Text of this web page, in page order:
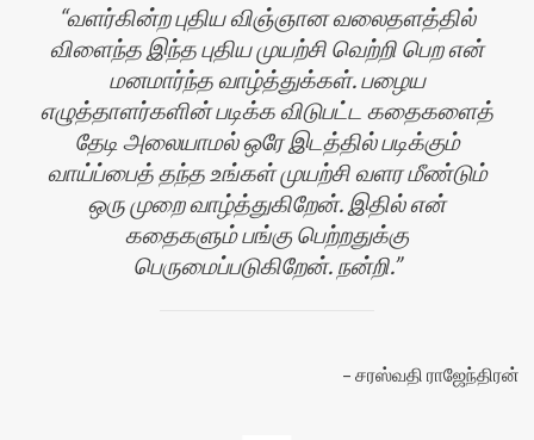
வளர்கின்ற புதிய விஞ்ஞான வலைதளத்தில்
விளைந்த இந்த புதிய முயற்சி வெற்றி பெற என்
மனமார்ந்த வாழ்த்துக்கள். பழைய
எழுத்தாளர்களின் படிக்க விடுபட்ட கதைகளைத்
தேடி அலையாமல் ஒரே இடத்தில் படிக்கும்
வாய்ப்பைத் தந்த உங்கள் முயற்சி வளர மீண்டும்
ஒரு முறை வாழ்த்துகிறேன். இதில் என்
கதைகளும் பங்கு பெற்றதுக்கு
பெருமைப்படுகிறேன். நன்றி.
சரஸ்வதி ராஜேந்திரன்